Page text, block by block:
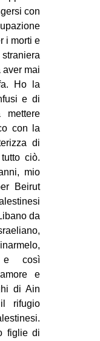
con
i morti e
mai
Ho la
e di
mettere
con la
di
ciò.
mio
Beirut
da
e così
e
di Ain
rifugio
figlie di